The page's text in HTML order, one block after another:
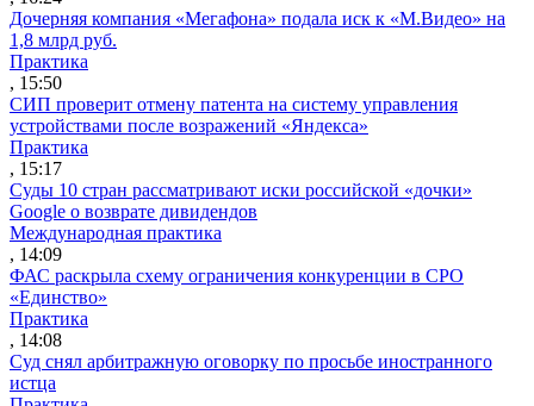
Дочерняя компания «Мегафона» подала иск к «М.Видео» на
1,8 млрд руб.
Практика
, 15:50
СИП проверит отмену патента на систему управления
устройствами после возражений «Яндекса»
Практика
, 15:17
Суды 10 стран рассматривают иски российской «дочки»
Google о возврате дивидендов
Международная практика
, 14:09
ФАС раскрыла схему ограничения конкуренции в СРО
«Единство»
Практика
, 14:08
Суд снял арбитражную оговорку по просьбе иностранного
истца